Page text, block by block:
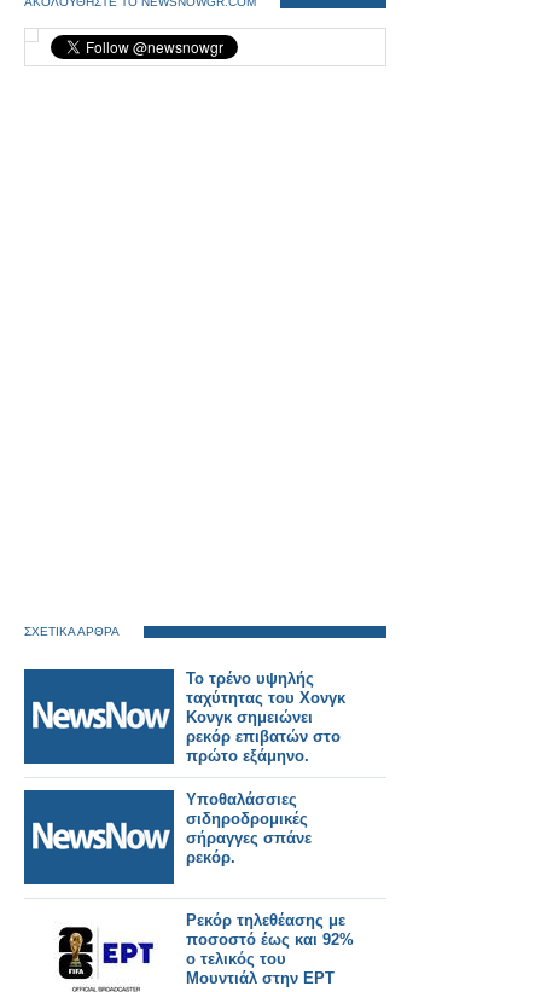
ΣΧΕΤΙΚΑ ΑΡΘΡΑ
Το τρένο υψηλής
ταχύτητας του Χονγκ
Κονγκ σημειώνει
ρεκόρ επιβατών στο
πρώτο εξάμηνο.
Υποθαλάσσιες
σιδηροδρομικές
σήραγγες σπάνε
ρεκόρ.
Ρεκόρ τηλεθέασης με
ποσοστό έως και 92%
ο τελικός του
Μουντιάλ στην ΕΡΤ